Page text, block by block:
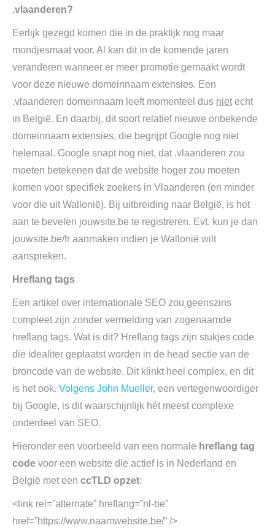
.vlaanderen?
Eerlijk gezegd komen die in de praktijk nog maar
mondjesmaat voor. Al kan dit in de komende jaren
veranderen wanneer er meer promotie gemaakt wordt
voor deze nieuwe domeinnaam extensies. Een
.vlaanderen domeinnaam leeft momenteel dus niet echt
in België. En daarbij, dit soort relatief nieuwe onbekende
domeinnaam extensies, die begrijpt Google nog niet
helemaal. Google snapt nog niet, dat .vlaanderen zou
moeten betekenen dat de website hoger zou moeten
komen voor specifiek zoekers in Vlaanderen (en minder
voor die uit Wallonië). Bij uitbreiding naar België, is het
aan te bevelen jouwsite.be te registreren. Evt. kun je dan
jouwsite.be/fr aanmaken indien je Wallonië wilt
aanspreken.
Hreflang tags
Een artikel over internationale SEO zou geenszins
compleet zijn zonder vermelding van zogenaamde
hreflang tags. Wat is dit? Hreflang tags zijn stukjes code
die idealiter geplaatst worden in de head sectie van de
broncode van de website. Dit klinkt heel complex, en dit
is het ook. Volgens John Mueller, een vertegenwoordiger
bij Google, is dit waarschijnlijk hét meest complexe
onderdeel van SEO.
Hieronder een voorbeeld van een normale hreflang tag
code voor een website die actief is in Nederland en
België met een ccTLD opzet:
<link rel=”alternate” hreflang=”nl-be”
href=”https://www.naamwebsite.be/” />